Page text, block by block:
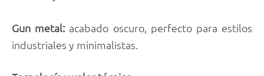
Gun metal: acabado oscuro, perfecto para estilos
industriales y minimalistas.